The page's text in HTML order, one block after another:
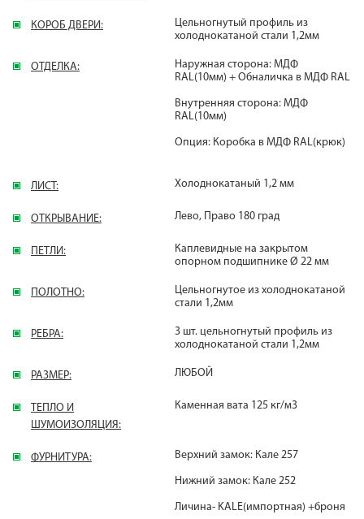
КОРОБ ДВЕРИ:
Цельногнутый профиль из
холоднокатаной стали 1,2мм
ОТДЕЛКА:
Наружная сторона: МДФ
RAL(10мм) + Обналичка в МДФ RAL
Внутренняя сторона: МДФ
RAL(10мм)
Опция: Коробка в МДФ RAL(крюк)
ЛИСТ: Холоднокатаный 1,2 мм
ОТКРЫВАНИЕ: Лево, Право 180 град
ПЕТЛИ:
Каплевидные на закрытом
опорном подшипнике Ø 22 мм
ПОЛОТНО:
Цельногнутое из холоднокатаной
стали 1,2мм
РЕБРА:
3 шт. цельногнутый профиль из
холоднокатаной стали 1,2мм
РАЗМЕР: ЛЮБОЙ
ТЕПЛО И
ШУМОИЗОЛЯЦИЯ:
Каменная вата 125 кг/м3
ФУРНИТУРА: Верхний замок: Кале 257
Нижний замок: Кале 252
Личина- KALE(импортная) +броня